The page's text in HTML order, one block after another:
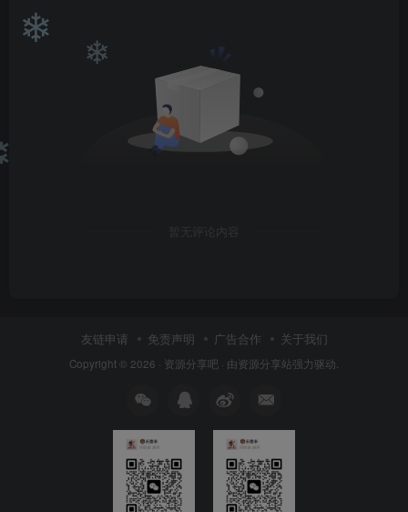
暂无评论内容
友链申请 免责声明 广告合作 关于我们
Copyright © 2026 · 资源分享吧 · 由资源分享站强力驱动.